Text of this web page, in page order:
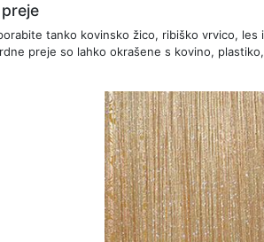
tanko kovinsko žico, ribiško vrvico,
preje so lahko okrašene s kovino,